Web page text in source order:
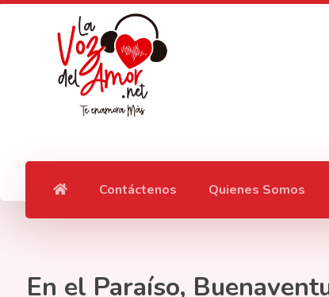
Contáctenos Quienes Somos
En el Paraíso,